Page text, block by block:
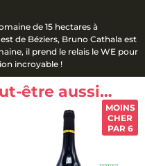
de 15 hectares à
de Béziers, Bruno Cathala est
il prend le relais le WE pour
incroyable !
être aussi…
MOINS
CHER
PAR 6